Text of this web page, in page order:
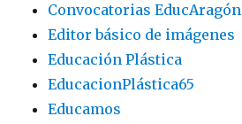
Convocatorias EducAragón
Editor básico de imágenes
Educación Plástica
EducacionPlástica65
Educamos